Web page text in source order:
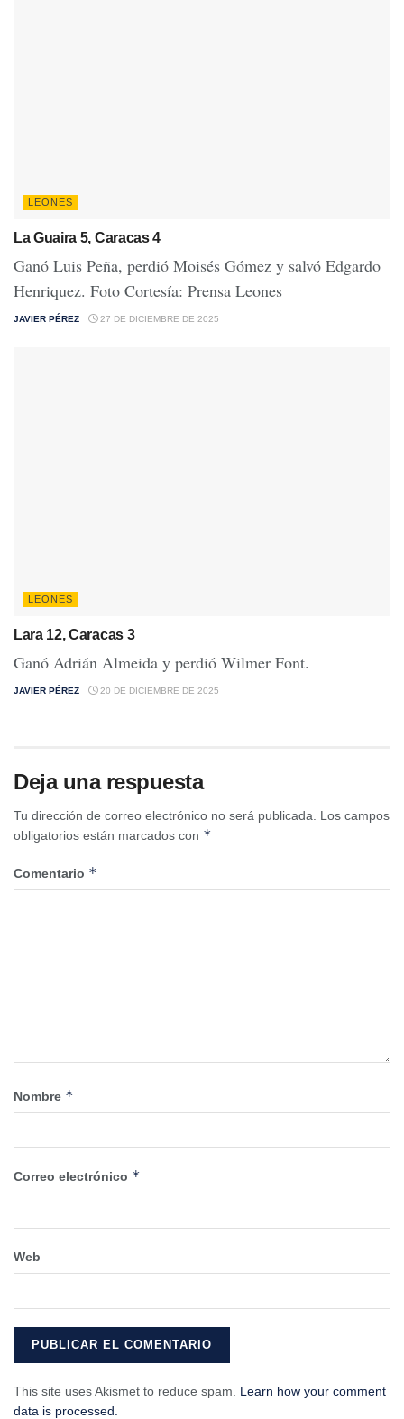
LEONES
La Guaira 5, Caracas 4
Ganó Luis Peña, perdió Moisés Gómez y salvó Edgardo
Henriquez. Foto Cortesía: Prensa Leones
JAVIER PÉREZ 27 DE DICIEMBRE DE 2025
LEONES
Lara 12, Caracas 3
Ganó Adrián Almeida y perdió Wilmer Font.
JAVIER PÉREZ 20 DE DICIEMBRE DE 2025
Deja una respuesta
Tu dirección de correo electrónico no será publicada. Los campos
obligatorios están marcados con *
Comentario *
Nombre *
Correo electrónico *
Web
This site uses Akismet to reduce spam. Learn how your comment
data is processed.